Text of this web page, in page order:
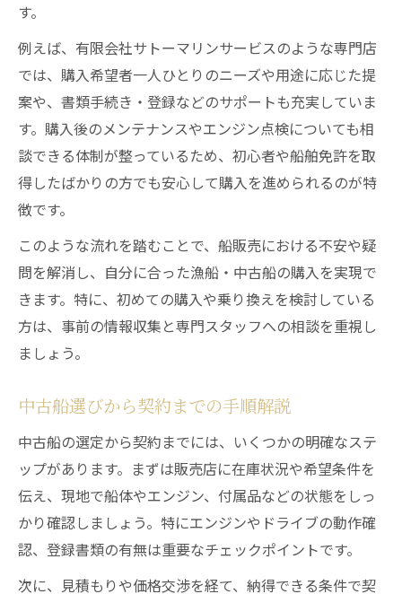
す。
例えば、有限会社サトーマリンサービスのような専門店
では、購入希望者一人ひとりのニーズや用途に応じた提
案や、書類手続き・登録などのサポートも充実していま
す。購入後のメンテナンスやエンジン点検についても相
談できる体制が整っているため、初心者や船舶免許を取
得したばかりの方でも安心して購入を進められるのが特
徴です。
このような流れを踏むことで、船販売における不安や疑
問を解消し、自分に合った漁船・中古船の購入を実現で
きます。特に、初めての購入や乗り換えを検討している
方は、事前の情報収集と専門スタッフへの相談を重視し
ましょう。
中古船選びから契約までの手順解説
中古船の選定から契約までには、いくつかの明確なステ
ップがあります。まずは販売店に在庫状況や希望条件を
伝え、現地で船体やエンジン、付属品などの状態をしっ
かり確認しましょう。特にエンジンやドライブの動作確
認、登録書類の有無は重要なチェックポイントです。
次に、見積もりや価格交渉を経て、納得できる条件で契